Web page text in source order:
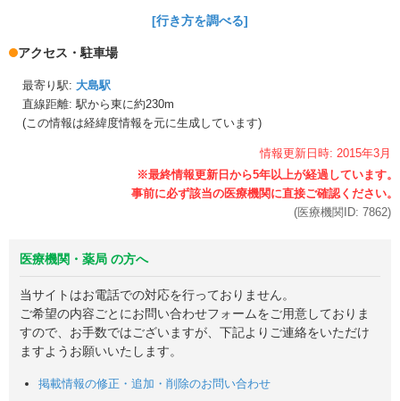
[行き方を調べる]
アクセス・駐車場
最寄り駅: 大島駅
直線距離: 駅から東に約230m
(この情報は経緯度情報を元に生成しています)
情報更新日時: 2015年3月
(医療機関ID: 7862)
医療機関・薬局 の方へ
当サイトはお電話での対応を行っておりません。
ご希望の内容ごとにお問い合わせフォームをご用意しておりま
すので、お手数ではございますが、下記よりご連絡をいただけ
ますようお願いいたします。
掲載情報の修正・追加・削除のお問い合わせ